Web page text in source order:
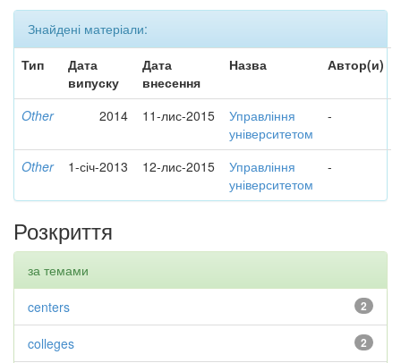
Знайдені матеріали:
Тип
Дата
випуску
Дата
внесення
Назва Автор(и)
Other 2014 11-лис-2015
Управління
університетом
-
Other 1-січ-2013 12-лис-2015
Управління
університетом
-
Розкриття
за темами
2
centers
2
colleges